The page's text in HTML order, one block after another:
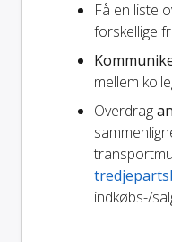
Få en liste
forskellige
mellem
Overdrag
indkøbs-/